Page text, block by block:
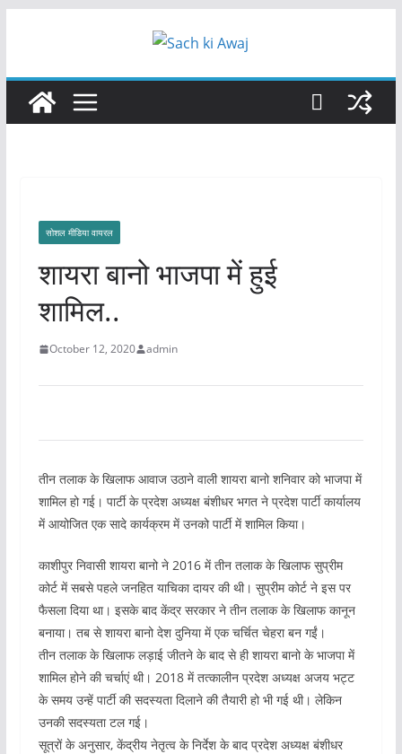
सोशल मीडिया वायरल
शायरा बानो भाजपा में हुई
शामिल..
October 12, 2020 admin
तीन तलाक के खिलाफ आवाज उठाने वाली शायरा बानो शनिवार को भाजपा में
शामिल हो गई। पार्टी के प्रदेश अध्यक्ष बंशीधर भगत ने प्रदेश पार्टी कार्यालय
में आयोजित एक सादे कार्यक्रम में उनको पार्टी में शामिल किया।
काशीपुर निवासी शायरा बानो ने 2016 में तीन तलाक के खिलाफ सुप्रीम
कोर्ट में सबसे पहले जनहित याचिका दायर की थी। सुप्रीम कोर्ट ने इस पर
फैसला दिया था। इसके बाद केंद्र सरकार ने तीन तलाक के खिलाफ कानून
बनाया। तब से शायरा बानो देश दुनिया में एक चर्चित चेहरा बन गईं।
तीन तलाक के खिलाफ लड़ाई जीतने के बाद से ही शायरा बानो के भाजपा में
शामिल होने की चर्चाएं थी। 2018 में तत्कालीन प्रदेश अध्यक्ष अजय भट्ट
के समय उन्हें पार्टी की सदस्यता दिलाने की तैयारी हो भी गई थी। लेकिन
उनकी सदस्यता टल गई।
सूत्रों के अनुसार, केंद्रीय नेतृत्व के निर्देश के बाद प्रदेश अध्यक्ष बंशीधर